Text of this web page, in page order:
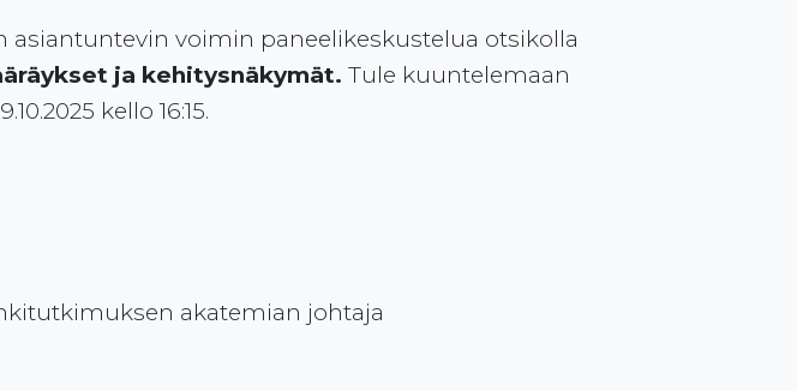
asiantuntevin voimin paneelikeskustelua otsikolla
ja kehitysnäkymät. Tule kuuntelemaan
kello 16:15.
akatemian johtaja